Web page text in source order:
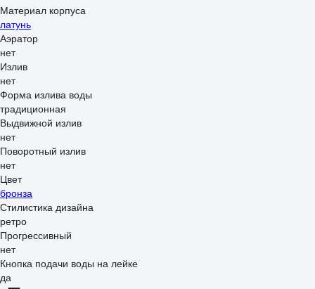
Материал корпуса
латунь
Аэратор
нет
Излив
нет
Форма излива воды
традиционная
Выдвижной излив
нет
Поворотный излив
нет
Цвет
бронза
Стилистика дизайна
ретро
Прогрессивный
нет
Кнопка подачи воды на лейке
да